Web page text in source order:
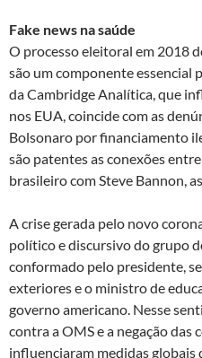
Fake news na saúde
O processo eleitoral em 2018
são um componente essencial
da Cambridge Analítica, que
nos EUA, coincide com as
Bolsonaro por financiamento
são patentes as conexões
brasileiro com Steve Bannon,
A crise gerada pelo novo
político e discursivo do grupo
conformado pelo presidente,
exteriores e o ministro de
governo americano. Nesse
contra a OMS e a negação
influenciaram medidas globais